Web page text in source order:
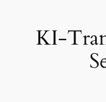
KI-